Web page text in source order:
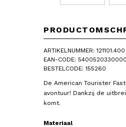
ARTIKELNUMMER: 121101.400
EAN-CODE: 5400520330000
BESTELCODE: 155260
De American Tourister
avontuur! Dankzij de
komt.
Materiaal